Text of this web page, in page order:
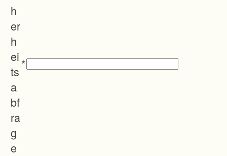
h
er
h
ei
ts
a
bf
ra
g
e
*